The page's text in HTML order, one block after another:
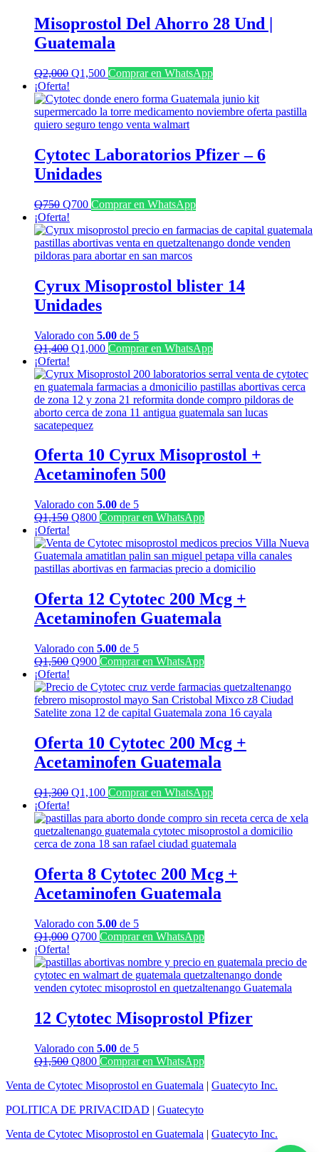
Misoprostol Del Ahorro 28 Und |
Guatemala
Q2,000 El
original
era:
Q2,000.
Q1,500El
actual
es:
Q1,500.
Comprar en WhatsApp
¡Oferta!
Cytotec Laboratorios Pfizer – 6
Unidades
Q750 El
precio
original
era:
Q750.
Q700El
actual
es:
Q700.
Comprar en WhatsApp
¡Oferta!
Cyrux Misoprostol blister 14
Unidades
Valorado con 5.00 de 5
Q1,400 El
original
era:
Q1,400.
Q1,000El
actual
es:
Q1,000.
Comprar en WhatsApp
¡Oferta!
Oferta 10 Cyrux Misoprostol +
Acetaminofen 500
Valorado con 5.00 de 5
Q1,150 El
original
era:
Q1,150.
Q800El
actual
es:
Q800.
Comprar en WhatsApp
¡Oferta!
Oferta 12 Cytotec 200 Mcg +
Acetaminofen Guatemala
Valorado con 5.00 de 5
Q1,500 El
original
era:
Q1,500.
Q900El
actual
es:
Q900.
Comprar en WhatsApp
¡Oferta!
Oferta 10 Cytotec 200 Mcg +
Acetaminofen Guatemala
Q1,300 El
original
era:
Q1,300.
Q1,100El
actual
es:
Q1,100.
Comprar en WhatsApp
¡Oferta!
Oferta 8 Cytotec 200 Mcg +
Acetaminofen Guatemala
Valorado con 5.00 de 5
Q1,000 El
original
era:
Q1,000.
Q700El
actual
es:
Q700.
Comprar en WhatsApp
¡Oferta!
12 Cytotec Misoprostol Pfizer
Valorado con 5.00 de 5
Q1,500 El
original
Q1,500.
Q800El
actual
Q800.
Comprar en WhatsApp
Venta de Cytotec Misoprostol en Guatemala | Guatecyto Inc.
POLITICA DE PRIVACIDAD | Guatecyto
Venta de Cytotec Misoprostol en Guatemala | Guatecyto Inc.